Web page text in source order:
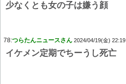
少なくとも女の子は嫌う顔
78:つらたんニュースさん 2024/04/19(金) 22:19
イケメン定期でちーうし死亡